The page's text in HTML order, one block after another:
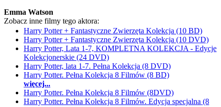
Emma Watson
Zobacz inne filmy tego aktora:
Harry Potter + Fantastyczne Zwierzęta Kolekcja (10 BD)
Harry Potter + Fantastyczne Zwierzęta Kolekcja (10 DVD)
Harry Potter, Lata 1-7, KOMPLETNA KOLEKCJA - Edycje
Kolekcjonerskie (24 DVD)
Harry Potter, lata 1-7. Pełna Kolekcja (8 DVD)
Harry Potter. Pełna Kolekcja 8 Filmów (8 BD)
więcej...
Harry Potter. Pełna Kolekcja 8 Filmów (8DVD)
Harry Potter. Pełna Kolekcja 8 Filmów. Edycja specjalna (8